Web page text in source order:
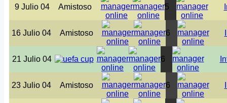
9 Julio 04 Amistoso 5
16 Julio 04 Amistoso 6
21 Julio 04 6
23 Julio 04 Amistoso 6